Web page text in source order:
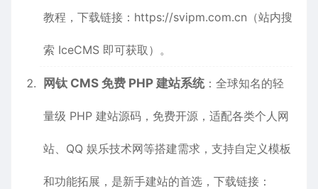
教程，下载链接： https://svipm.com.cn （站内搜
索 IceCMS 即可获取）。
网钛 CMS 免费 PHP 建站系统：全球知名的轻
量级 PHP 建站源码，免费开源，适配各类个人网
站、QQ 娱乐技术网等搭建需求，支持自定义模板
和功能拓展，是新手建站的首选，下载链接：